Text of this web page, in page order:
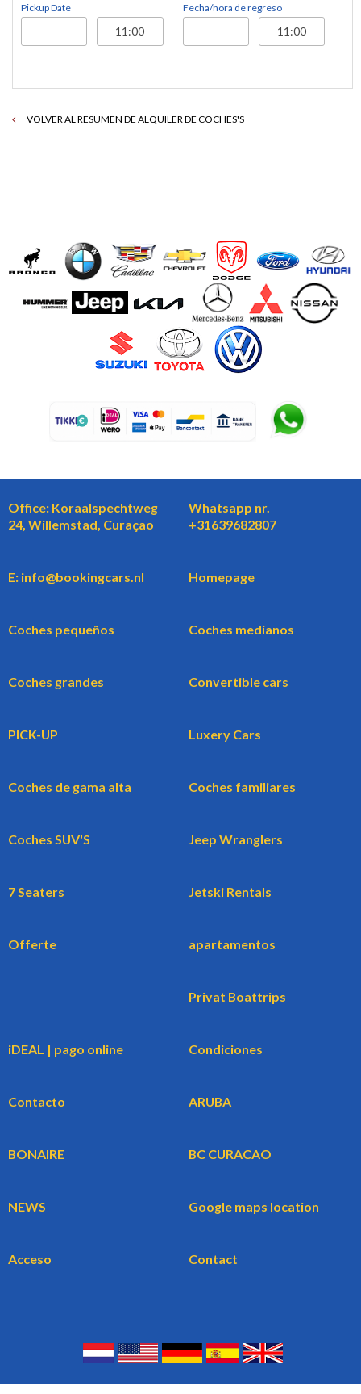
Pickup Date Fecha/hora de regreso
VOLVER AL RESUMEN DE ALQUILER DE COCHES'S
Office: Koraalspechtweg
24, Willemstad, Curaçao
Whatsapp nr.
+31639682807
E: info@bookingcars.nl Homepage
Coches pequeños Coches medianos
Coches grandes Convertible cars
PICK-UP Luxery Cars
Coches de gama alta Coches familiares
Coches SUV'S Jeep Wranglers
7 Seaters Jetski Rentals
Offerte apartamentos
Privat Boattrips
iDEAL | pago online Condiciones
Contacto ARUBA
BONAIRE BC CURACAO
NEWS Google maps location
Acceso Contact
©2026 All right Reserved | BookingCars Carrental B.V